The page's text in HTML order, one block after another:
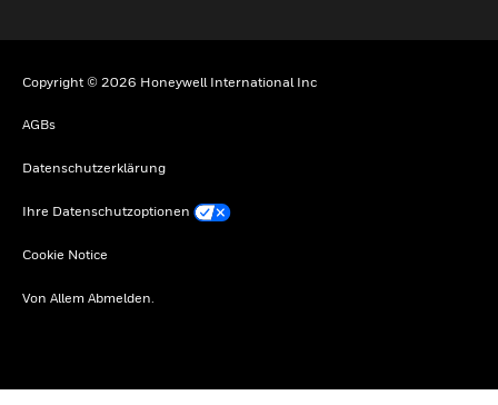
Copyright © 2026 Honeywell International Inc
AGBs
Datenschutzerklärung
Ihre Datenschutzoptionen
Cookie Notice
Von Allem Abmelden.